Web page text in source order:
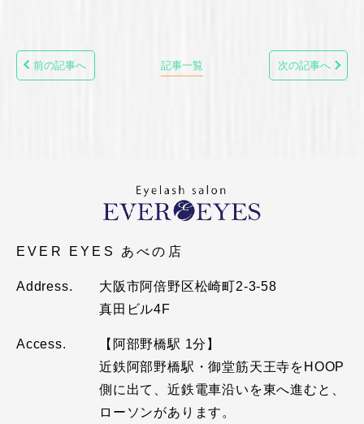
前の記事へ 記事一覧 次の記事へ
EVER EYES あべの店
Address.
大阪市阿倍野区松崎町2-3-58
真田ビル4F
Access.
【阿部野橋駅 1分】
近鉄阿部野橋駅・御堂筋天王寺をHOOP
側に出て、近鉄電車沿いを東へ進むと、
ローソンがあります。